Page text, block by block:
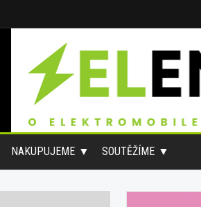
NAKUPUJEME SOUTĚŽÍME